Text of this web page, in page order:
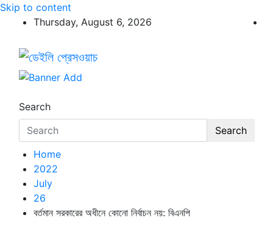
Skip to content
Thursday, August 6, 2026
ডেইলি প্রেসওয়াচ
ডেইলি প্রেসওয়াচ মুক্তিযুদ্ধের চেতনায় উদ্বুদ্ধ মুখপত্র
Search
Search
Home
2022
July
26
বর্তমান সরকারের অধীনে কোনো নির্বাচন নয়: বিএনপি